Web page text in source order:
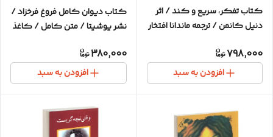
کتاب تفکر، سریع و کند / اثر
دنیل کانمن / ترجمه ماندانا افتخار
ترجمه روان
798,000
افزودن به سبد
کتاب دیوان کامل فروغ فرخزاد /
نشر یوشیتا / متن کامل / کاغذ
380,000
افزودن به سبد